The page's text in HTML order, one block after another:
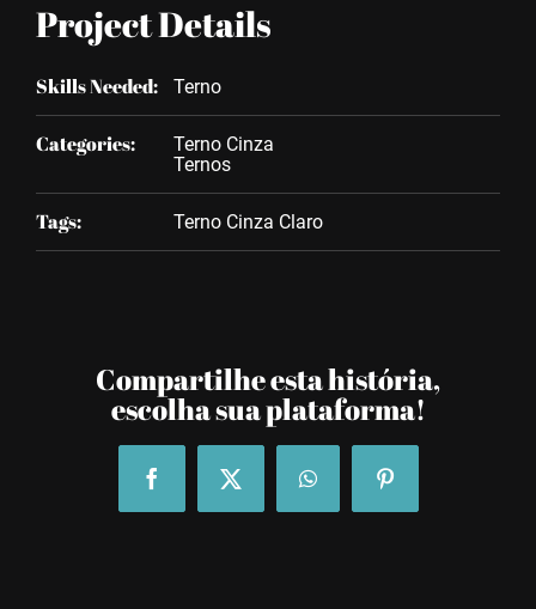
Project Details
Skills Needed: Terno
Categories:
Terno Cinza
Ternos
Tags: Terno Cinza Claro
Compartilhe esta história,
escolha sua plataforma!
FacebookTwitter WhatsAppPinterest